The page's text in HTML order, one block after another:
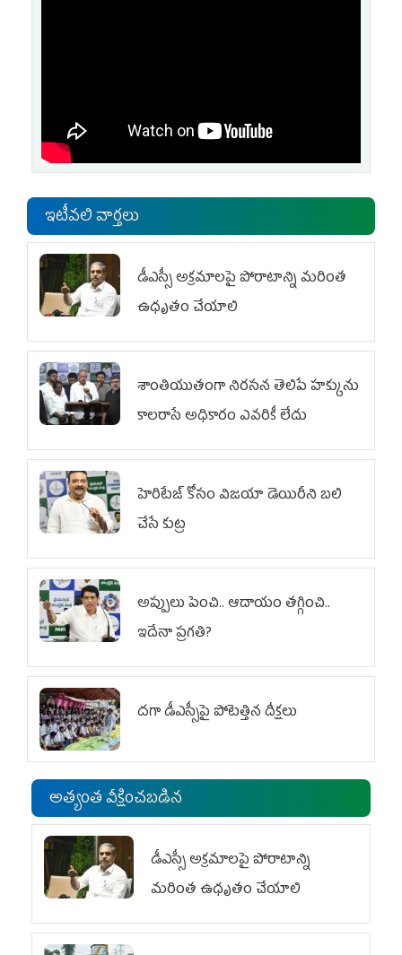
ఇటీవలి వార్తలు
డీఎస్సీ అక్రమాలపై పోరాటాన్ని మరింత
ఉధృతం చేయాలి
శాంతియుతంగా నిరసన తెలిపే హక్కును
కాలరాసే అధికారం ఎవరికీ లేదు
హెరిటేజ్ కోసం విజయా డెయిరీని బలి
చేసే కుట్ర‌
అప్పులు పెంచి.. ఆదాయం తగ్గించి..
ఇదేనా ప్రగతి?
దగా డీఎస్సీపై పోటెత్తిన దీక్షలు
అత్యంత వీక్షించబడిన
డీఎస్సీ అక్రమాలపై పోరాటాన్ని
మరింత ఉధృతం చేయాలి